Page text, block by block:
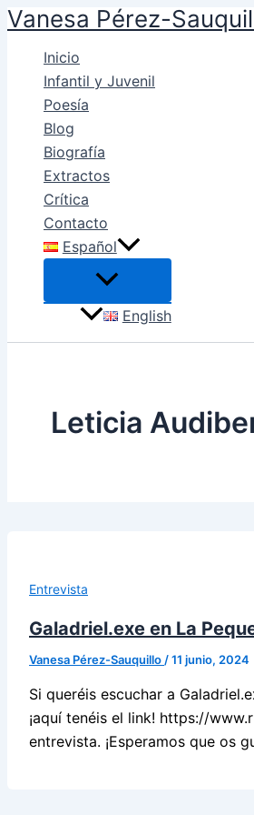
Ir
contenido
Vanesa Pérez-
Inicio
Infantil y Juvenil
Poesía
Blog
Biografía
Extractos
Crítica
Contacto
Español
English
Leticia
Entrevista
Galadriel.exe en La
Vanesa Pérez-Sauquillo /11 junio, 2024
Si queréis escuchar a
¡aquí tenéis el link! https://
entrevista. ¡Esperamos que os